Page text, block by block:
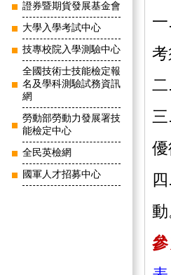
證券暨期貨發展基金會
大學入學考試中心
技專校院入學測驗中心
全國技術士技能檢定報
名及學科測驗試務資訊
網
勞動部勞動力發展署技
能檢定中心
全民英檢網
國軍人才招募中心
優
動